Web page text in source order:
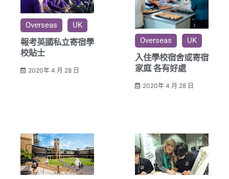
Overseas UK
報考英國私立寄宿學
校貼士
2020年 4 月 28 日
Overseas UK
入住學校宿舍或寄宿
家庭 各有好處
2020年 4 月 28 日